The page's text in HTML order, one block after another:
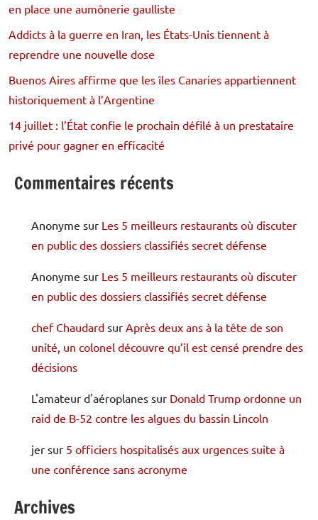
en place une aumônerie gaulliste
Addicts à la guerre en Iran, les États-Unis tiennent à
reprendre une nouvelle dose
Buenos Aires affirme que les îles Canaries appartiennent
historiquement à l’Argentine
14 juillet : l’État confie le prochain défilé à un prestataire
privé pour gagner en efficacité
Commentaires récents
Anonyme sur Les 5 meilleurs restaurants où discuter
en public des dossiers classifiés secret défense
Anonyme sur Les 5 meilleurs restaurants où discuter
en public des dossiers classifiés secret défense
chef Chaudard sur Après deux ans à la tête de son
unité, un colonel découvre qu’il est censé prendre des
décisions
L'amateur d'aéroplanes sur Donald Trump ordonne un
raid de B-52 contre les algues du bassin Lincoln
jer sur 5 officiers hospitalisés aux urgences suite à
une conférence sans acronyme
Archives